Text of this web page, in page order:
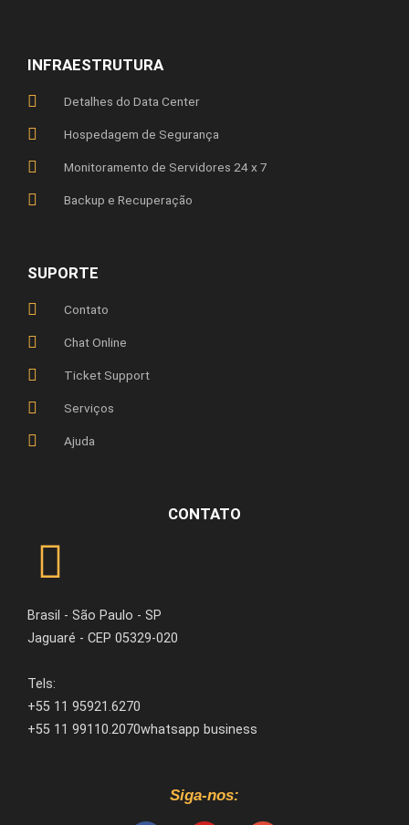
INFRAESTRUTURA
Detalhes do Data Center
Hospedagem de Segurança
Monitoramento de Servidores 24 x 7
Backup e Recuperação
SUPORTE
Contato
Chat Online
Ticket Support
Serviços
Ajuda
CONTATO
Brasil - São Paulo - SP
Jaguaré - CEP 05329-020
Tels:
+55 11 95921.6270
+55 11 99110.2070whatsapp business
Siga-nos: